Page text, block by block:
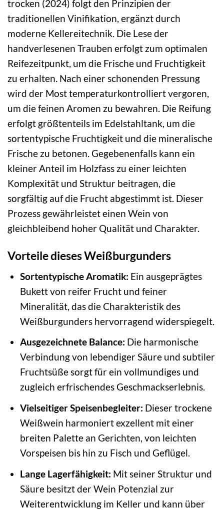
trocken (2024) folgt den Prinzipien der
traditionellen Vinifikation, ergänzt durch
moderne Kellereitechnik. Die Lese der
handverlesenen Trauben erfolgt zum optimalen
Reifezeitpunkt, um die Frische und Fruchtigkeit
zu erhalten. Nach einer schonenden Pressung
wird der Most temperaturkontrolliert vergoren,
um die feinen Aromen zu bewahren. Die Reifung
erfolgt größtenteils im Edelstahltank, um die
sortentypische Fruchtigkeit und die mineralische
Frische zu betonen. Gegebenenfalls kann ein
kleiner Anteil im Holzfass zu einer leichten
Komplexität und Struktur beitragen, die
sorgfältig auf die Frucht abgestimmt ist. Dieser
Prozess gewährleistet einen Wein von
gleichbleibend hoher Qualität und Charakter.
Vorteile dieses Weißburgunders
Sortentypische Aromatik: Ein ausgeprägtes
Bukett von reifer Frucht und feiner
Mineralität, das die Charakteristik des
Weißburgunders hervorragend widerspiegelt.
Ausgezeichnete Balance: Die harmonische
Verbindung von lebendiger Säure und subtiler
Fruchtsüße sorgt für ein vollmundiges und
zugleich erfrischendes Geschmackserlebnis.
Vielseitiger Speisenbegleiter: Dieser trockene
Weißwein harmoniert exzellent mit einer
breiten Palette an Gerichten, von leichten
Vorspeisen bis hin zu Fisch und Geflügel.
Lange Lagerfähigkeit: Mit seiner Struktur und
Säure besitzt der Wein Potenzial zur
Weiterentwicklung im Keller und kann über